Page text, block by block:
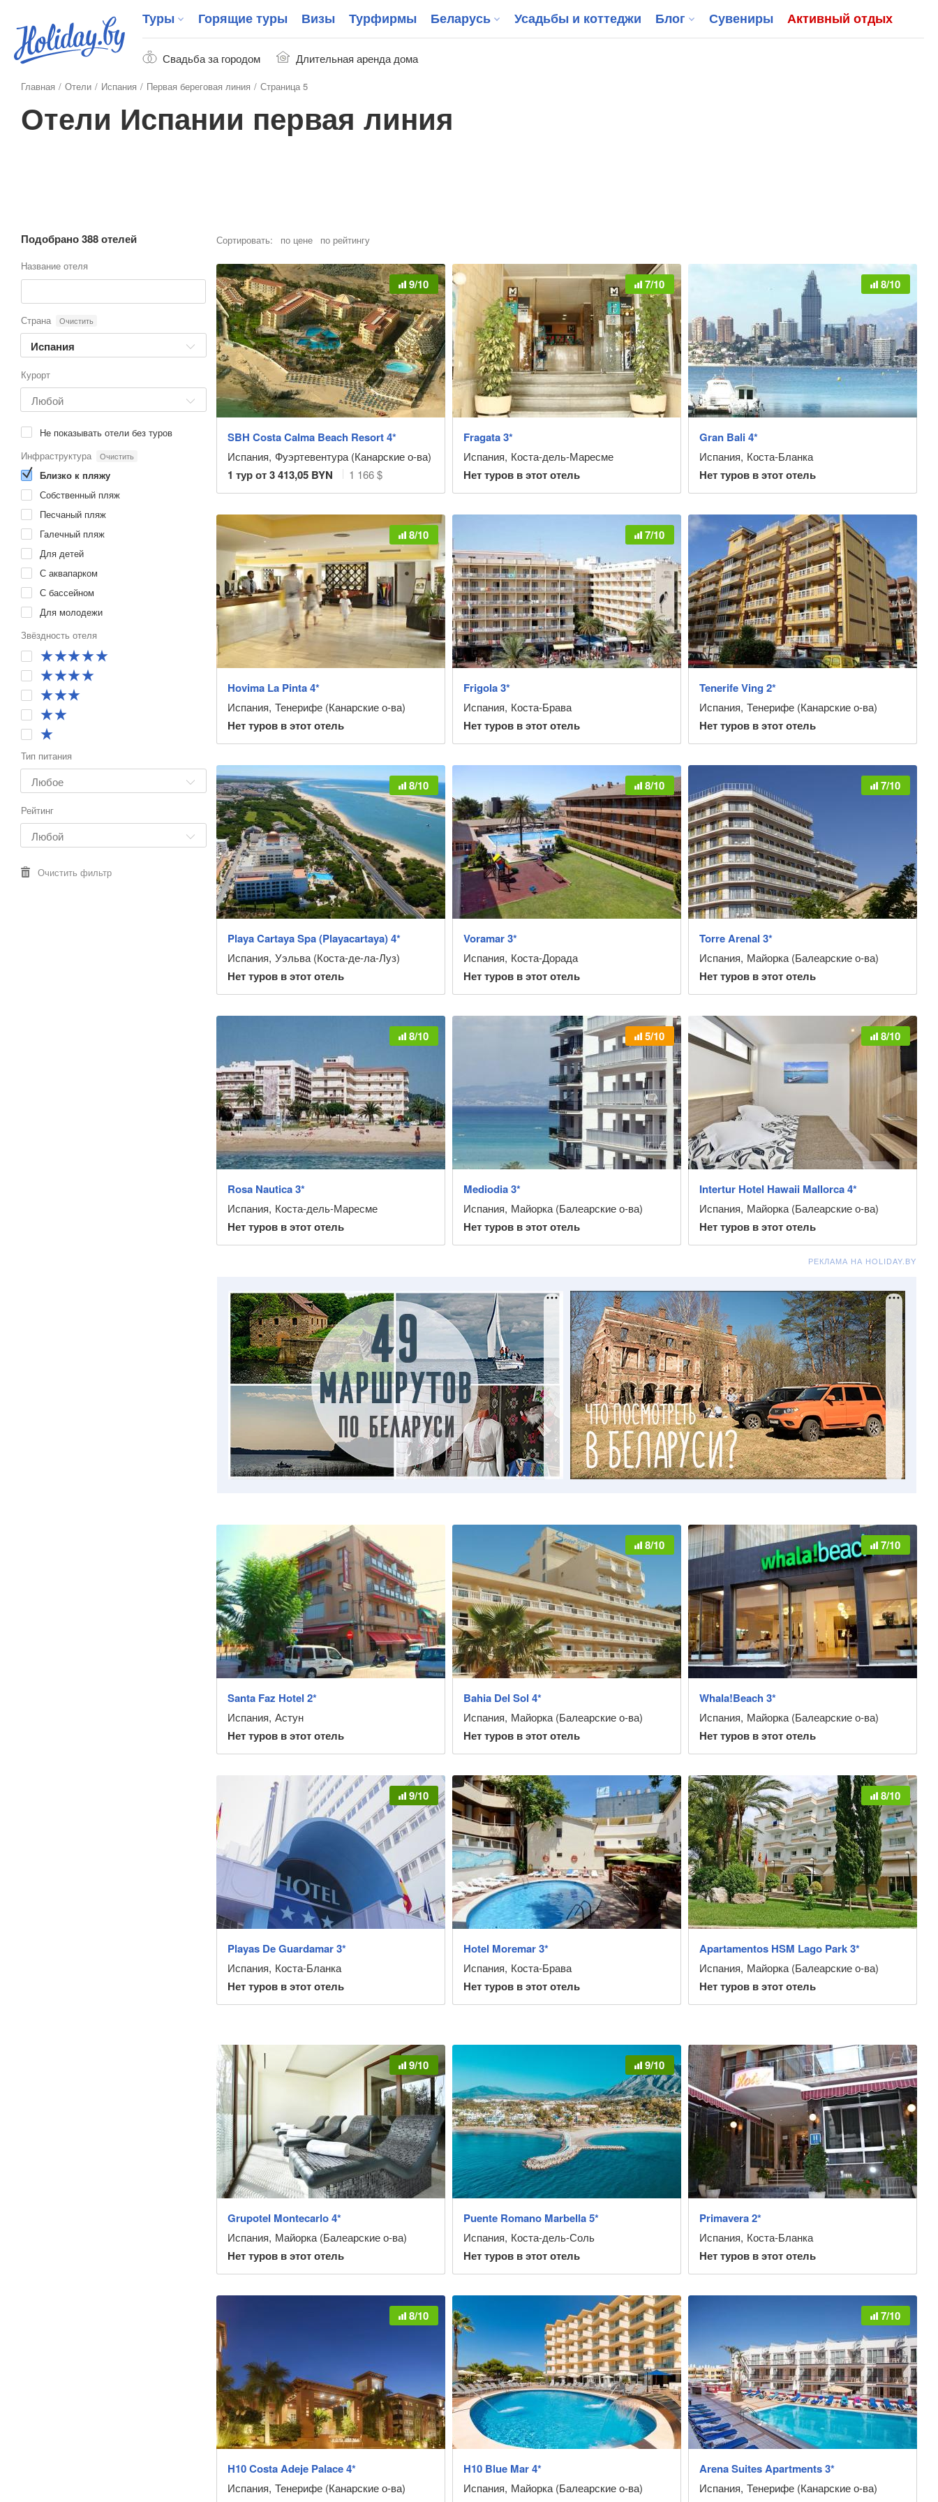
Свадьба за городом Длительная аренда дома
Туры Горящие туры Визы Турфирмы Беларусь Усадьбы и коттеджи Блог Сувениры Активный отдых
Главная Отели Испания Первая береговая линия Страница 5
Отели Испании первая линия
Подобрано 388 отелей Сортировать: по цене
по рейтингу
Название отеля
Страна Очистить
Испания
Курорт
Не показывать отели без туров
Инфраструктура
Очистить
Близко к пляжу
Собственный пляж
Песчаный пляж
Галечный пляж
Для детей
С аквапарком
С бассейном
Для молодежи
Звёздность отеля
Тип питания
Рейтинг
Очистить фильтр
9/10
SBH Costa Calma Beach Resort 4*
Испания, Фуэртевентура (Канарские о-ва)
1 тур от3 413,05 BYN 1 166 $
7/10
Fragata 3*
Испания, Коста-дель-Маресме
Нет туров в этот отель
8/10
Gran Bali 4*
Испания, Коста-Бланка
Нет туров в этот отель
8/10
Hovima La Pinta 4*
Испания, Тенерифе (Канарские о-ва)
Нет туров в этот отель
7/10
Frigola 3*
Испания, Коста-Брава
Нет туров в этот отель
Tenerife Ving 2*
Испания, Тенерифе (Канарские о-ва)
Нет туров в этот отель
8/10
Playa Cartaya Spa (Playacartaya) 4*
Испания, Уэльва (Коста-де-ла-Луз)
Нет туров в этот отель
8/10
Voramar 3*
Испания, Коста-Дорада
Нет туров в этот отель
7/10
Torre Arenal 3*
Испания, Майорка (Балеарские о-ва)
Нет туров в этот отель
8/10
Rosa Nautica 3*
Испания, Коста-дель-Маресме
Нет туров в этот отель
5/10
Mediodia 3*
Испания, Майорка (Балеарские о-ва)
Нет туров в этот отель
8/10
Intertur Hotel Hawaii Mallorca 4*
Испания, Майорка (Балеарские о-ва)
Нет туров в этот отель
РЕКЛАМА НА HOLIDAY.BY
Santa Faz Hotel 2*
Испания, Астун
Нет туров в этот отель
8/10
Bahia Del Sol 4*
Испания, Майорка (Балеарские о-ва)
Нет туров в этот отель
7/10
Whala!Beach 3*
Испания, Майорка (Балеарские о-ва)
Нет туров в этот отель
9/10
Playas De Guardamar 3*
Испания, Коста-Бланка
Нет туров в этот отель
Hotel Moremar 3*
Испания, Коста-Брава
Нет туров в этот отель
8/10
Apartamentos HSM Lago Park 3*
Испания, Майорка (Балеарские о-ва)
Нет туров в этот отель
9/10
Grupotel Montecarlo 4*
Испания, Майорка (Балеарские о-ва)
Нет туров в этот отель
9/10
Puente Romano Marbella 5*
Испания, Коста-дель-Соль
Нет туров в этот отель
Primavera 2*
Испания, Коста-Бланка
Нет туров в этот отель
8/10
H10 Costa Adeje Palace 4*
Испания, Тенерифе (Канарские о-ва)
H10 Blue Mar 4*
Испания, Майорка (Балеарские о-ва)
7/10
Arena Suites Apartments 3*
Испания, Тенерифе (Канарские о-ва)